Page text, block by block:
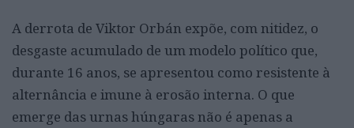
A derrota de Viktor Orbán expõe, com nitidez, o
desgaste acumulado de um modelo político que,
durante 16 anos, se apresentou como resistente à
alternância e imune à erosão interna. O que
emerge das urnas húngaras não é apenas a